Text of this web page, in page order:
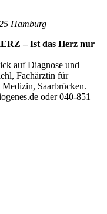
Hamburg
– Ist das Herz nur
auf Diagnose und
Fachärztin für
Saarbrücken.
oder 040-851